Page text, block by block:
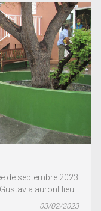
de septembre 2023
auront lieu
03/02/2023